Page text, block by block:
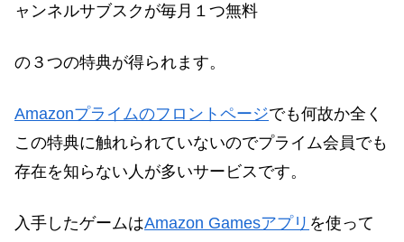
ャンネルサブスクが毎月１つ無料
の３つの特典が得られます。
Amazonプライムのフロントページでも何故か全く
この特典に触れられていないのでプライム会員でも
存在を知らない人が多いサービスです。
入手したゲームはAmazon Gamesアプリ を使って